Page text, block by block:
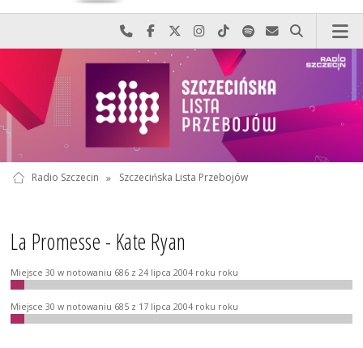
Najlepiej po prostu do nas zadzwoń
Odwiedź nas na Facebook-u
Odwiedź nas na X
Odwiedź nas na Instagram-ie
Odwiedź nas na TikTok-u
Szukaj nas na Spotify
Wyślij do nas
Szukaj
Radio Szczecin » Szczecińska Lista Przebojów
La Promesse - Kate Ryan
Miejsce 30 w notowaniu 686 z 24 lipca 2004 roku roku
Miejsce 30 w notowaniu 685 z 17 lipca 2004 roku roku